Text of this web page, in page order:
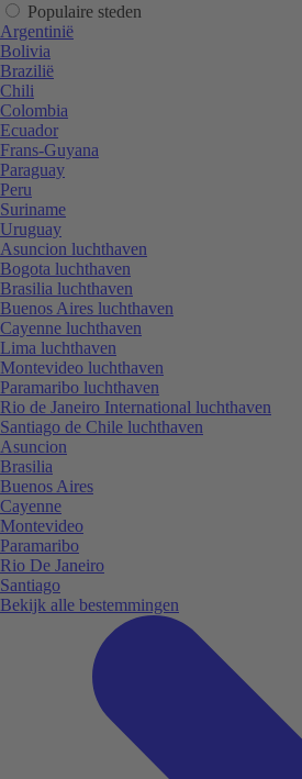
Populaire steden
Argentinië
Bolivia
Brazilië
Chili
Colombia
Ecuador
Frans-Guyana
Paraguay
Peru
Suriname
Uruguay
Asuncion luchthaven
Bogota luchthaven
Brasilia luchthaven
Buenos Aires luchthaven
Cayenne luchthaven
Lima luchthaven
Montevideo luchthaven
Paramaribo luchthaven
Rio de Janeiro International luchthaven
Santiago de Chile luchthaven
Asuncion
Brasilia
Buenos Aires
Cayenne
Montevideo
Paramaribo
Rio De Janeiro
Santiago
Bekijk alle bestemmingen